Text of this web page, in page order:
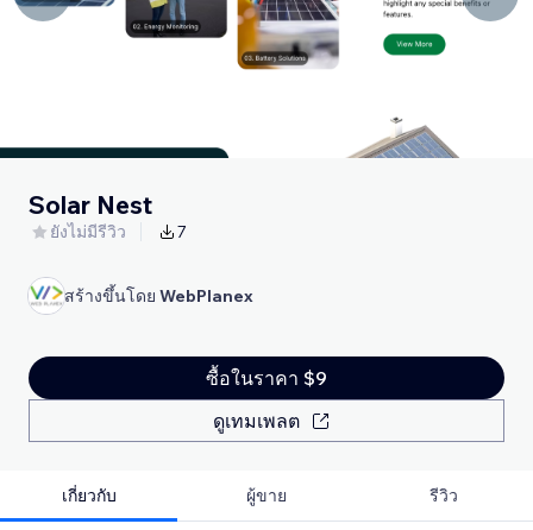
Solar Nest
ยังไม่มีรีวิว 7
สร้างขึ้นโดย WebPlanex
ซื้อในราคา $9
ดูเทมเพลต
เกี่ยวกับ ผู้ขาย รีวิว